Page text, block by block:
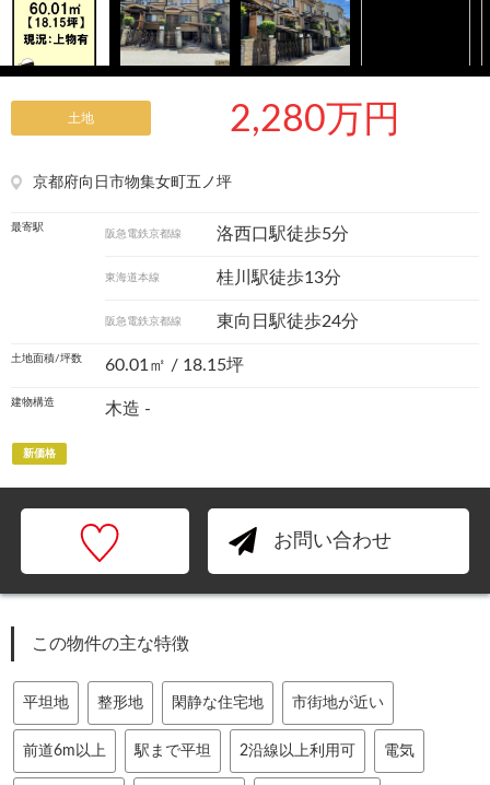
土地 2,280万円
京都府向日市物集女町五ノ坪
最寄駅
阪急電鉄京都線 洛西口駅徒歩5分
東海道本線 桂川駅徒歩13分
阪急電鉄京都線 東向日駅徒歩24分
土地面積/坪数 60.01㎡ / 18.15坪
建物構造 木造 -
新価格
お問い合わせ
この物件の主な特徴
平坦地 整形地 閑静な住宅地 市街地が近い
前道6m以上 駅まで平坦 2沿線以上利用可 電気